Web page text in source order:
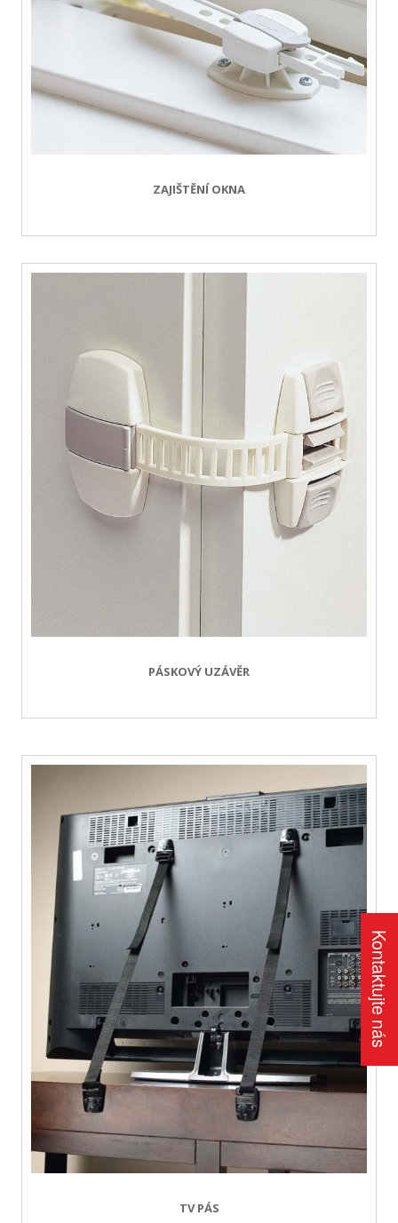
ZAJIŠTĚNÍ OKNA
PÁSKOVÝ UZÁVĚR
TV PÁS
Kontaktujte nás